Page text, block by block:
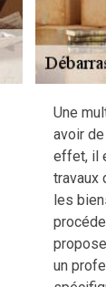
Une
avoir
effet, il
travaux
les
un